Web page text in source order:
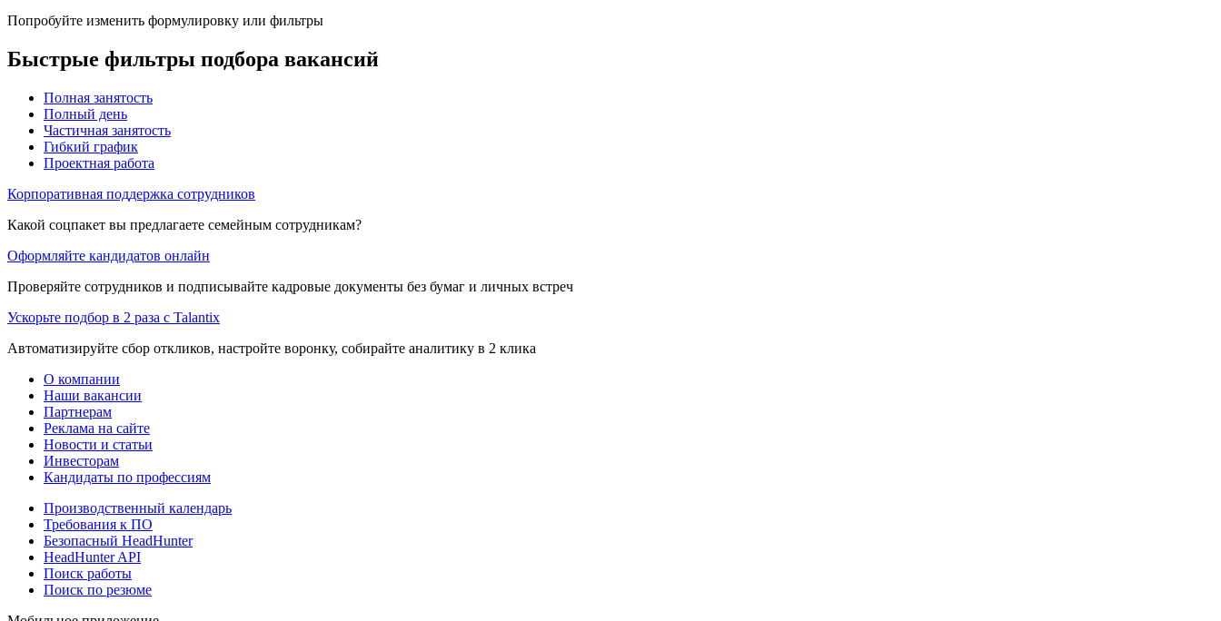
Попробуйте изменить формулировку или фильтры
Быстрые фильтры подбора вакансий
Полная занятость
Полный день
Частичная занятость
Гибкий график
Проектная работа
Корпоративная поддержка сотрудников
Какой соцпакет вы предлагаете семейным сотрудникам?
Оформляйте кандидатов онлайн
Проверяйте сотрудников и подписывайте кадровые документы без бумаг и личных встреч
Ускорьте подбор в 2 раза с Talantix
Автоматизируйте сбор откликов, настройте воронку, собирайте аналитику в 2 клика
О компании
Наши вакансии
Партнерам
Реклама на сайте
Новости и статьи
Инвесторам
Кандидаты по профессиям
Производственный календарь
Требования к ПО
Безопасный HeadHunter
HeadHunter API
Поиск работы
Поиск по резюме